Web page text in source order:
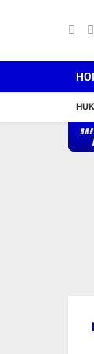
Lantik 36 Pejabat,